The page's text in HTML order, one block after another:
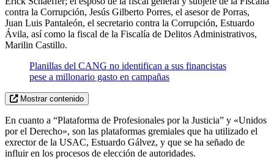
contra la Corrupción, Jesús Gilberto Porres, el asesor de Porras,
Juan Luis Pantaleón, el secretario contra la Corrupción, Estuardo
Ávila, así como la fiscal de la Fiscalía de Delitos Administrativos,
Marilin Castillo.
Planillas del CANG no identifican a sus financistas
pese a millonario gasto en campañas
Mostrar contenido
En cuanto a “Plataforma de Profesionales por la Justicia” y «Unidos
por el Derecho», son las plataformas gremiales que ha utilizado el
exrector de la USAC, Estuardo Gálvez, y que se ha señado de
influir en los procesos de elección de autoridades.